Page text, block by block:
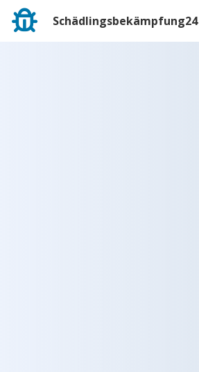
Schädlingsbekämpfung24